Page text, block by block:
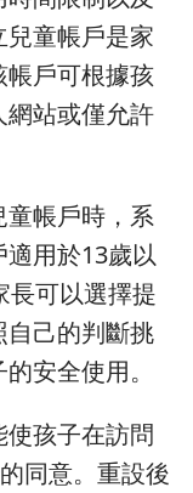
童帳戶是家
戶可根據孩
站或僅允許
帳戶時，系
用於13歲以
長可以選擇提
己的判斷挑
安全使用。
孩子在訪問
同意。重設後